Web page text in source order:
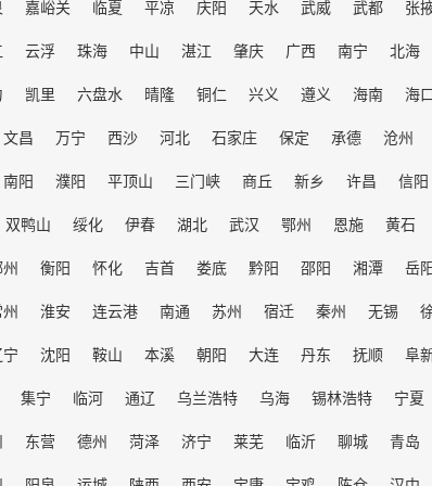
嘉峪关 临夏 平凉 庆阳 天水 武威 武都 张
云浮 珠海 中山 湛江 肇庆 广西 南宁 北海
凯里 六盘水 晴隆 铜仁 兴义 遵义 海南 海
文昌 万宁 西沙 河北 石家庄 保定 承德 沧州
南阳 濮阳 平顶山 三门峡 商丘 新乡 许昌 信阳
双鸭山 绥化 伊春 湖北 武汉 鄂州 恩施 黄石
衡阳 怀化 吉首 娄底 黔阳 邵阳 湘潭 岳
淮安 连云港 南通 苏州 宿迁 秦州 无锡
沈阳 鞍山 本溪 朝阳 大连 丹东 抚顺 阜
集宁 临河 通辽 乌兰浩特 乌海 锡林浩特 宁夏
东营 德州 菏泽 济宁 莱芜 临沂 聊城 青岛